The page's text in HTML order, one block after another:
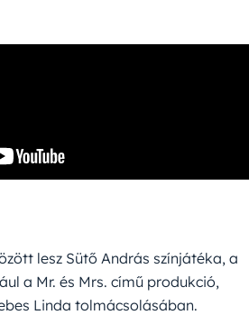
lesz Sütő András színjátéka, a
a Mr. és Mrs. című produkció,
Linda tolmácsolásában.